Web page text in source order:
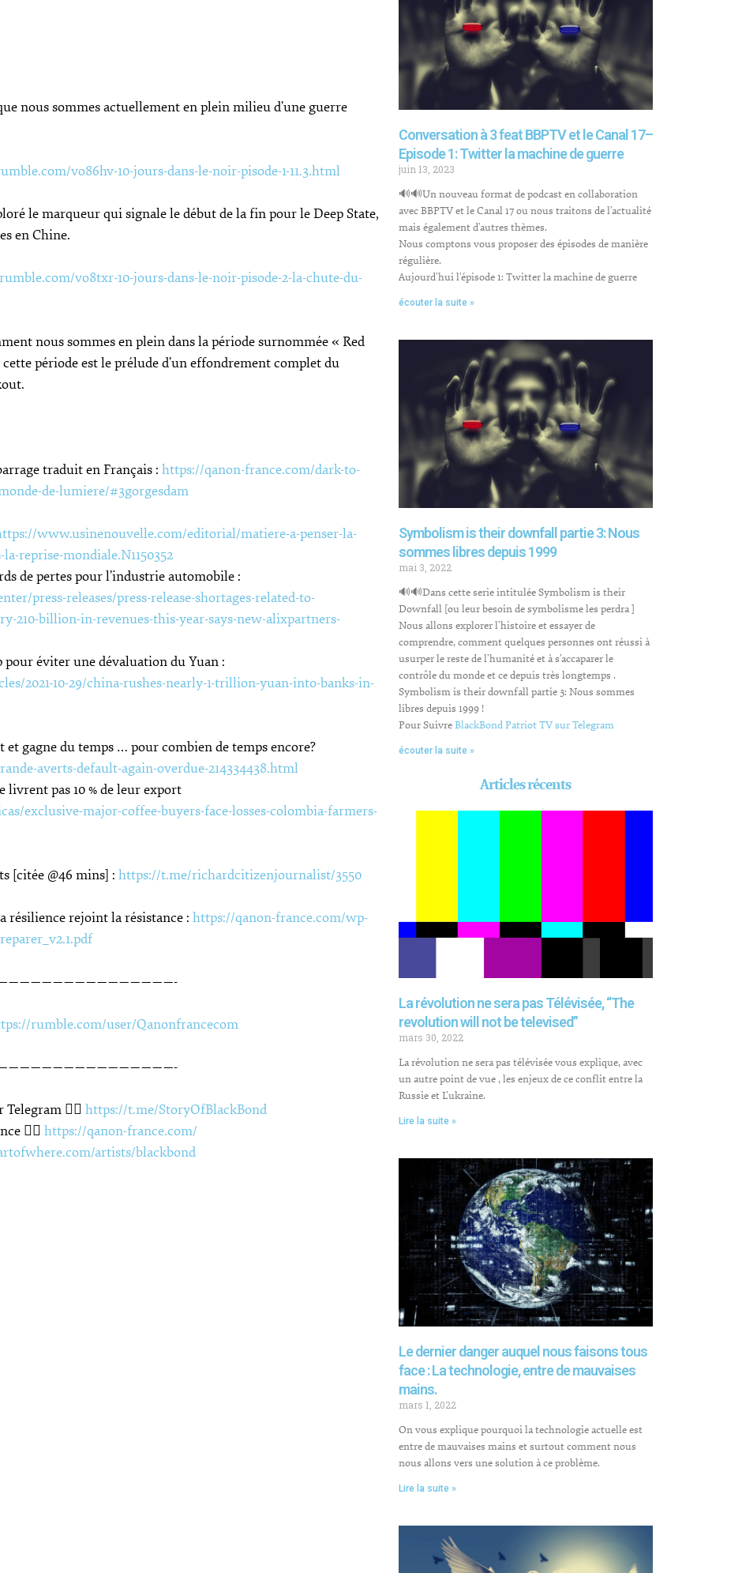
nous sommes actuellement en plein milieu d’une guerre
vo86hv-10-jours-dans-le-noir-pisode-1-11.3.html
le marqueur qui signale le début de la fin pour le Deep State,
en Chine.
vo8txr-10-jours-dans-le-noir-pisode-2-la-chute-du-
nous sommes en plein dans la période surnommée « Red
période est le prélude d’un effondrement complet du
traduit en Français : https://qanon-france.com/dark-to-
de-lumiere/#3gorgesdam
www.usinenouvelle.com/editorial/matiere-a-penser-la-
reprise-mondiale.N1150352
de pertes pour l’industrie automobile :
press-releases/press-release-shortages-related-to-
210-billion-in-revenues-this-year-says-new-alixpartners-
éviter une dévaluation du Yuan :
2021-10-29/china-rushes-nearly-1-trillion-yuan-into-banks-in-
et gagne du temps … pour combien de temps encore?
averts-default-again-overdue-214334438.html
livrent pas 10 % de leur export
exclusive-major-coffee-buyers-face-losses-colombia-farmers-
[citée @46 mins] : https://t.me/richardcitizenjournalist/3550
résilience rejoint la résistance : https://qanon-france.com/wp-
rumble.com/user/Qanonfrancecom
👉🏽 https://t.me/StoryOfBlackBond
👉🏽 https://qanon-france.com/
artists/blackbond
Conversation à 3 feat BBPTV et le Canal 17–
Episode 1: Twitter la machine de guerre
juin 13, 2023
🔊🔊Un nouveau format de podcast en collaboration
avec BBPTV et le Canal 17 ou nous traitons de l’actualité
mais également d’autres thèmes.
Nous comptons vous proposer des épisodes de manière
régulière.
Aujourd’hui l’épisode 1: Twitter la machine de guerre
écouter la suite »
Symbolism is their downfall partie 3: Nous
sommes libres depuis 1999
mai 3, 2022
🔊🔊Dans cette serie intitulée Symbolism is their
Downfall [ou leur besoin de symbolisme les perdra ]
Nous allons explorer l’histoire et essayer de
comprendre, comment quelques personnes ont réussi à
usurper le reste de l’humanité et à s’accaparer le
contrôle du monde et ce depuis très longtemps .
Symbolism is their downfall partie 3: Nous sommes
libres depuis 1999 !
Pour SuivreBlackBond Patriot TV sur Telegram
écouter la suite »
Articles récents
La révolution ne sera pas Télévisée, “The
revolution will not be televised”
mars 30, 2022
La révolution ne sera pas télévisée vous explique, avec
un autre point de vue , les enjeux de ce conflit entre la
Russie et L’ukraine.
Lire la suite »
Le dernier danger auquel nous faisons tous
face : La technologie, entre de mauvaises
mains.
mars 1, 2022
On vous explique pourquoi la technologie actuelle est
entre de mauvaises mains et surtout comment nous
nous allons vers une solution à ce problème.
Lire la suite »